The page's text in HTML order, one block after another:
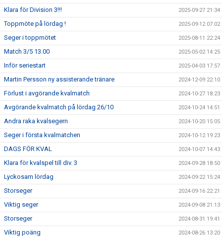
Klara för Division 3!!! 2025-09-27 21:34
Toppmöte på lördag ! 2025-09-12 07:02
Seger i toppmötet 2025-08-11 22:24
Match 3/5 13.00 2025-05-02 14:25
Inför seriestart 2025-04-03 17:57
Martin Persson ny assisterande tränare 2024-12-09 22:10
Förlust i avgörande kvalmatch 2024-10-27 18:23
Avgörande kvalmatch på lördag 26/10 2024-10-24 14:51
Andra raka kvalsegern 2024-10-20 15:05
Seger i första kvalmatchen 2024-10-12 19:23
DAGS FÖR KVAL 2024-10-07 14:43
Klara för kvalspel till div. 3 2024-09-28 18:50
Lyckosam lördag 2024-09-22 15:24
Storseger 2024-09-16 22:21
Viktig seger 2024-09-08 21:13
Storseger 2024-08-31 19:41
Viktig poäng 2024-08-26 13:20